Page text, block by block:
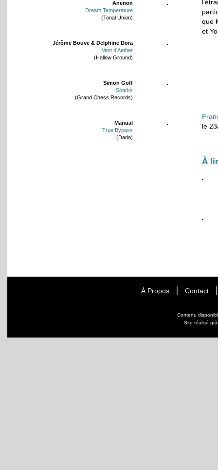
Anenon
Dream Temperature
(Tonal Union)
Jérôme Bouve & Delphine Dora
Vent d’Aether
(Hallow Ground)
Simon Goff
Sparks
(Grand Chess Records)
Manual
True Bypass
(Darla)
que
et
le
À
À Propos Contact
Contenu
Site réalisé